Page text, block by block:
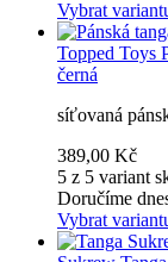
Vybrat
Topped Toys
černá
síťovaná
389,00 Kč
5 z 5 variant
Doručíme
Vybrat